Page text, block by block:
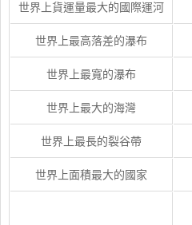
世界上貨運量最大的國際運河
世界上最高落差的瀑布
世界上最寬的瀑布
世界上最大的海灣
世界上最長的裂谷帶
世界上面積最大的國家